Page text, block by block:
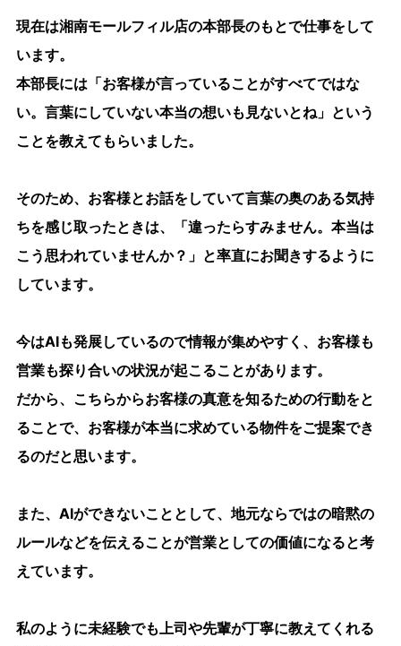
現在は湘南モールフィル店の本部長のもとで仕事をして
います。
本部長には「お客様が言っていることがすべてではな
い。言葉にしていない本当の想いも見ないとね」という
ことを教えてもらいました。
そのため、お客様とお話をしていて言葉の奥のある気持
ちを感じ取ったときは、「違ったらすみません。本当は
こう思われていませんか？」と率直にお聞きするように
しています。
今はAIも発展しているので情報が集めやすく、お客様も
営業も探り合いの状況が起こることがあります。
だから、こちらからお客様の真意を知るための行動をと
ることで、お客様が本当に求めている物件をご提案でき
るのだと思います。
また、AIができないこととして、地元ならではの暗黙の
ルールなどを伝えることが営業としての価値になると考
えています。
私のように未経験でも上司や先輩が丁寧に教えてくれる